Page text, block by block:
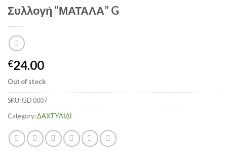
Συλλογή “ΜΑΤΑΛΑ” G
€24.00
Out of stock
SKU:GD 0007
Category:ΔΑΧΤΥΛΙΔΙ